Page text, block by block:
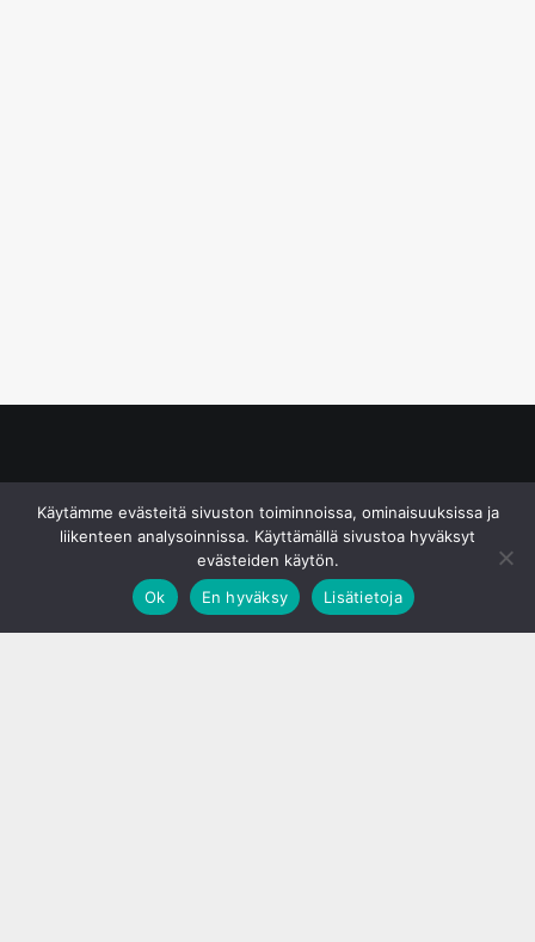
Käytämme evästeitä sivuston toiminnoissa, ominaisuuksissa ja
liikenteen analysoinnissa. Käyttämällä sivustoa hyväksyt
evästeiden käytön.
Ok
En hyväksy Lisätietoja